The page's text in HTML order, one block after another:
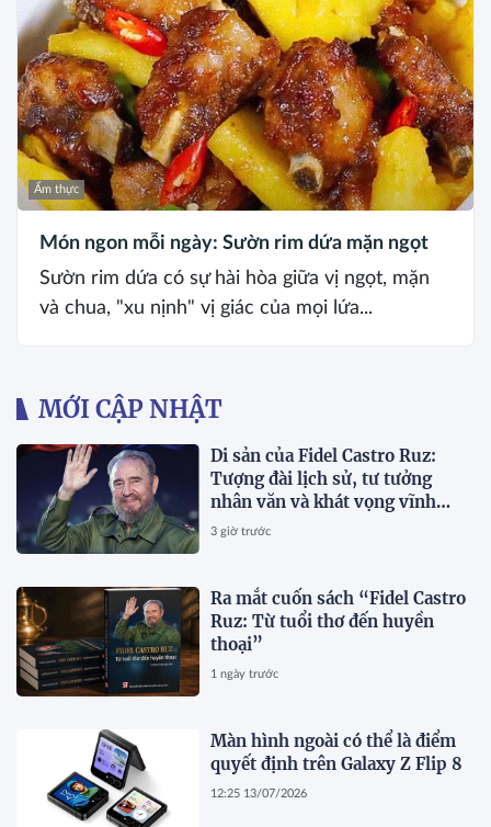
Ẩm thực
Món ngon mỗi ngày: Sườn rim dứa mặn ngọt
Sườn rim dứa có sự hài hòa giữa vị ngọt, mặn
và chua, "xu nịnh" vị giác của mọi lứa...
MỚI CẬP NHẬT
Di sản của Fidel Castro Ruz:
Tượng đài lịch sử, tư tưởng
nhân văn và khát vọng vĩnh
hằng
3 giờ trước
Ra mắt cuốn sách “Fidel Castro
Ruz: Từ tuổi thơ đến huyền
thoại”
1 ngày trước
Màn hình ngoài có thể là điểm
quyết định trên Galaxy Z Flip 8
12:25 13/07/2026